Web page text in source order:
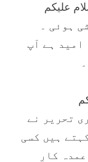
علیکم
ہوئی ۔
امید ہے آپ
تحریر نے
ہیں کسی
کارِ